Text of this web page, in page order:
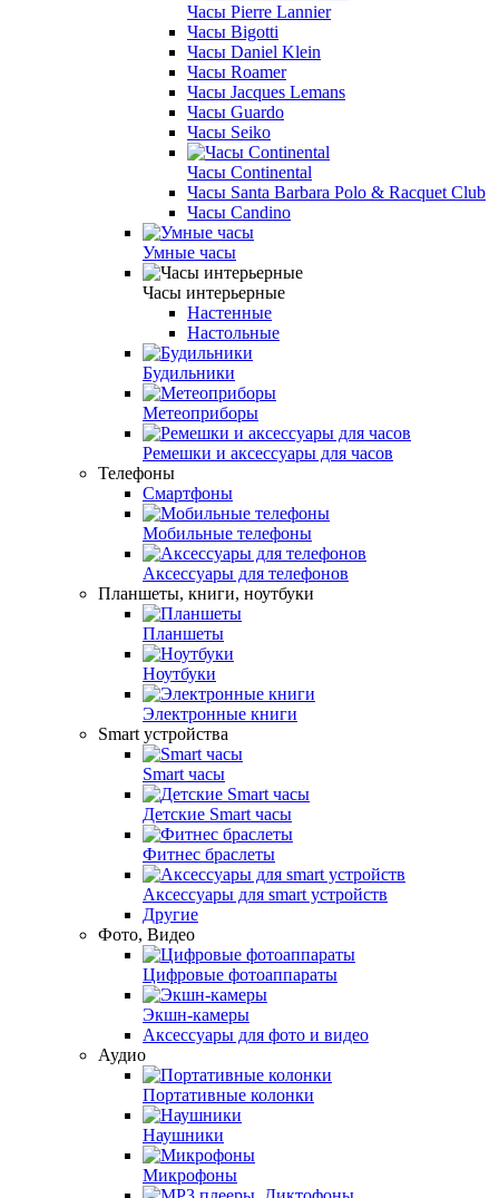
Часы Pierre Lannier
Часы Bigotti
Часы Daniel Klein
Часы Roamer
Часы Jacques Lemans
Часы Guardo
Часы Seiko
Часы Continental
Часы Santa Barbara Polo & Racquet Club
Часы Candino
Умные часы
Часы интерьерные
Настенные
Настольные
Будильники
Метеоприборы
Ремешки и аксессуары для часов
Телефоны
Смартфоны
Мобильные телефоны
Аксесcуары для телефонов
Планшеты, книги, ноутбуки
Планшеты
Ноутбуки
Электронные книги
Smart устройства
Smart часы
Детские Smart часы
Фитнес браслеты
Аксессуары для smart устройств
Другие
Фото, Видео
Цифровые фотоаппараты
Экшн-камеры
Аксесcуары для фото и видео
Аудио
Портативные колонки
Наушники
Микрофоны